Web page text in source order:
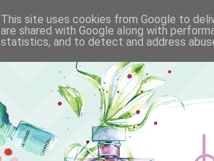
This site uses cookies from Google to
are shared with Google along with
statistics, and to detect and address